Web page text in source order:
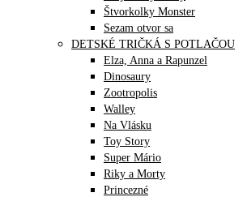
Štvorkolky Monster
Sezam otvor sa
DETSKÉ TRIČKÁ S POTLAČOU
Elza, Anna a Rapunzel
Dinosaury
Zootropolis
Walley
Na Vlásku
Toy Story
Super Mário
Riky a Morty
Princezné